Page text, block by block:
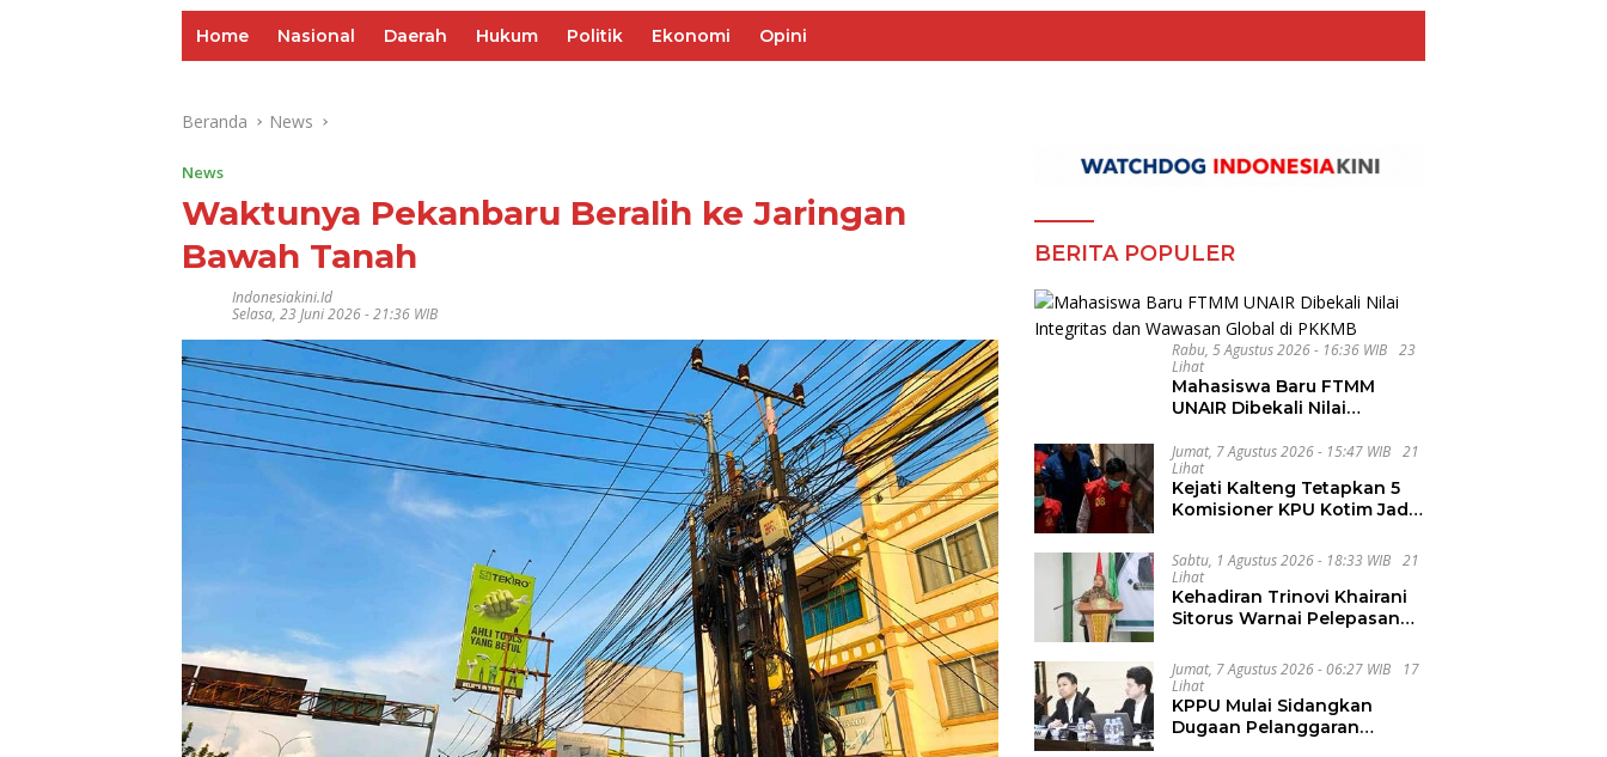
Home Nasional Daerah Hukum Politik Ekonomi Opini
Beranda News
News
Waktunya Pekanbaru Beralih ke Jaringan
Bawah Tanah
Indonesiakini.id
Selasa, 23 Juni 2026 - 21:36 WIB
BERITA POPULER
Rabu, 5 Agustus 2026 - 16:36 WIB
23
Lihat
Mahasiswa Baru FTMM
UNAIR Dibekali Nilai
Global di PKKMB
Jumat, 7 Agustus 2026 - 15:47 WIB
21
Lihat
Kejati Kalteng Tetapkan 5
Komisioner KPU Kotim Jadi
Hibah Pilkada Rp40 Miliar
Sabtu, 1 Agustus 2026 - 18:33 WIB
21
Lihat
Kehadiran Trinovi Khairani
Sitorus Warnai Pelepasan
dan Internasional UNIVA
Medan
Jumat, 7 Agustus 2026 - 06:27 WIB
17
Lihat
KPPU Mulai Sidangkan
Dugaan Pelanggaran